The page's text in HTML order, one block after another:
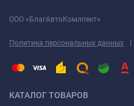
ООО «БлагАвтоКомлпект»
Политика персональных данных |
КАТАЛОГ ТОВАРОВ